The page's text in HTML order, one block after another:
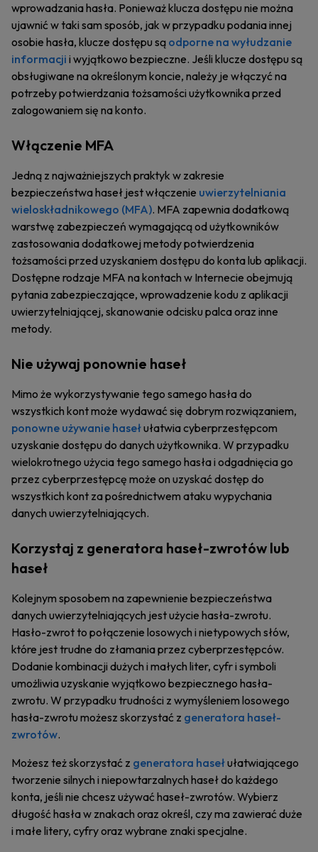
wprowadzania hasła. Ponieważ klucza dostępu nie można
ujawnić w taki sam sposób, jak w przypadku podania innej
osobie hasła, klucze dostępu są odporne na wyłudzanie
informacji i wyjątkowo bezpieczne. Jeśli klucze dostępu są
obsługiwane na określonym koncie, należy je włączyć na
potrzeby potwierdzania tożsamości użytkownika przed
zalogowaniem się na konto.
Włączenie MFA
Jedną z najważniejszych praktyk w zakresie
bezpieczeństwa haseł jest włączenie uwierzytelniania
wieloskładnikowego (MFA). MFA zapewnia dodatkową
warstwę zabezpieczeń wymagającą od użytkowników
zastosowania dodatkowej metody potwierdzenia
tożsamości przed uzyskaniem dostępu do konta lub aplikacji.
Dostępne rodzaje MFA na kontach w Internecie obejmują
pytania zabezpieczające, wprowadzenie kodu z aplikacji
uwierzytelniającej, skanowanie odcisku palca oraz inne
metody.
Nie używaj ponownie haseł
Mimo że wykorzystywanie tego samego hasła do
wszystkich kont może wydawać się dobrym rozwiązaniem,
ponowne używanie hasełułatwia cyberprzestępcom
uzyskanie dostępu do danych użytkownika. W przypadku
wielokrotnego użycia tego samego hasła i odgadnięcia go
przez cyberprzestępcę może on uzyskać dostęp do
wszystkich kont za pośrednictwem ataku wypychania
danych uwierzytelniających.
Korzystaj z generatora haseł-zwrotów lub
haseł
Kolejnym sposobem na zapewnienie bezpieczeństwa
danych uwierzytelniających jest użycie hasła-zwrotu.
Hasło-zwrot to połączenie losowych i nietypowych słów,
które jest trudne do złamania przez cyberprzestępców.
Dodanie kombinacji dużych i małych liter, cyfr i symboli
umożliwia uzyskanie wyjątkowo bezpiecznego hasła-
zwrotu. W przypadku trudności z wymyśleniem losowego
hasła-zwrotu możesz skorzystać z generatora haseł-
zwrotów.
Możesz też skorzystać z generatora hasełułatwiającego
tworzenie silnych i niepowtarzalnych haseł do każdego
konta, jeśli nie chcesz używać haseł-zwrotów. Wybierz
długość hasła w znakach oraz określ, czy ma zawierać duże
i małe litery, cyfry oraz wybrane znaki specjalne.